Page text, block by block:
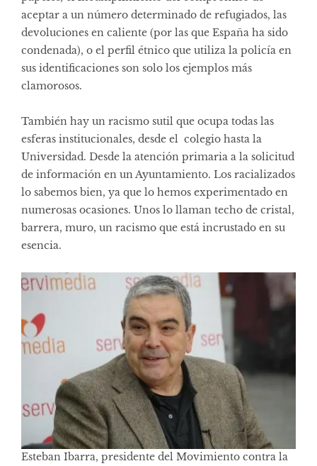
aceptar a un número determinado de refugiados, las
devoluciones en caliente (por las que España ha sido
condenada), o el perfil étnico que utiliza la policía en
sus identificaciones son solo los ejemplos más
clamorosos.
También hay un racismo sutil que ocupa todas las
esferas institucionales, desde el colegio hasta la
Universidad. Desde la atención primaria a la solicitud
de información en un Ayuntamiento. Los racializados
lo sabemos bien, ya que lo hemos experimentado en
numerosas ocasiones. Unos lo llaman techo de cristal,
barrera, muro, un racismo que está incrustado en su
esencia.
Esteban Ibarra, presidente del Movimiento contra la